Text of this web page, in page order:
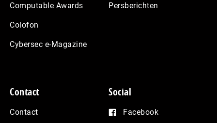
Computable Awards
Colofon
Cybersec e-Magazine
Persberichten
Contact
Contact
Social
Facebook